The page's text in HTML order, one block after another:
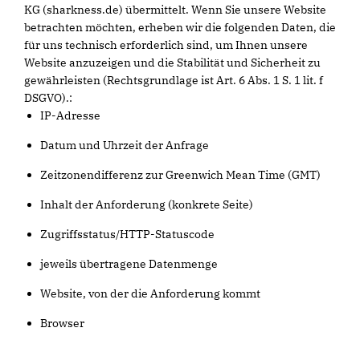
KG (sharkness.de) übermittelt. Wenn Sie unsere Website
betrachten möchten, erheben wir die folgenden Daten, die
für uns technisch erforderlich sind, um Ihnen unsere
Website anzuzeigen und die Stabilität und Sicherheit zu
gewährleisten (Rechtsgrundlage ist Art. 6 Abs. 1 S. 1 lit. f
DSGVO).:
IP-Adresse
Datum und Uhrzeit der Anfrage
Zeitzonendifferenz zur Greenwich Mean Time (GMT)
Inhalt der Anforderung (konkrete Seite)
Zugriffsstatus/HTTP-Statuscode
jeweils übertragene Datenmenge
Website, von der die Anforderung kommt
Browser